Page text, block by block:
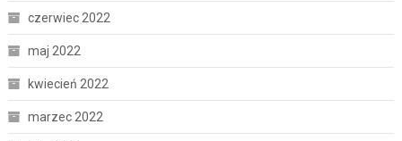
czerwiec 2022
maj 2022
kwiecień 2022
marzec 2022